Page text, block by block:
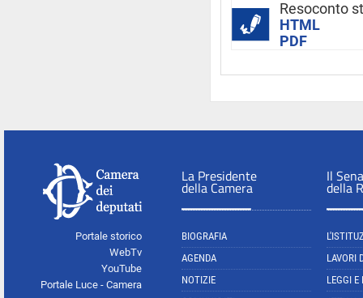
Resoconto
HTML
PDF
Portale storico
WebTv
YouTube
Portale Luce - Camera
La Presidente
della Camera
BIOGRAFIA
AGENDA
NOTIZIE
Il
della
LAVORI
LEGGI E